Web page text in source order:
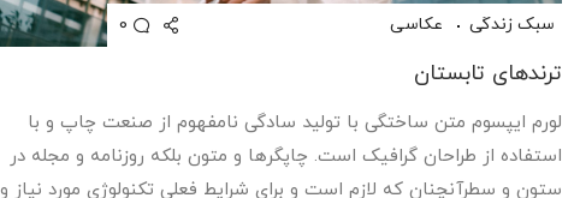
سبک زندگی عکاسی 0
ترندهای تابستان
لورم ایپسوم متن ساختگی با تولید سادگی نامفهوم از صنعت چاپ و با
استفاده از طراحان گرافیک است. چاپگرها و متون بلکه روزنامه و مجله در
ستون و سطرآنچنان که لازم است و برای شرایط فعلی تکنولوژی مورد نیاز و